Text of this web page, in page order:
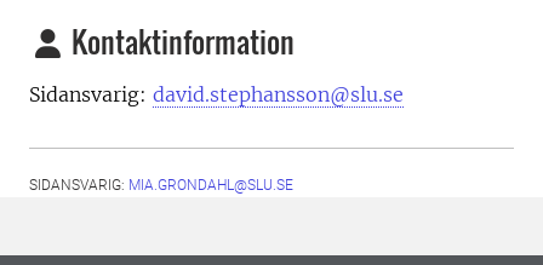
Kontaktinformation
Sidansvarig: david.stephansson@slu.se
SIDANSVARIG: MIA.GRONDAHL@SLU.SE